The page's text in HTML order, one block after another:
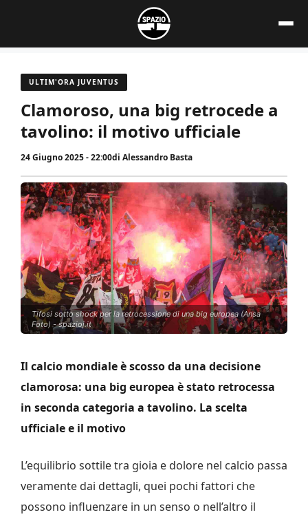
contenuto
ULTIM'ORA JUVENTUS
Clamoroso, una big retrocede a
tavolino: il motivo ufficiale
24 Giugno 2025 - 22:00di Alessandro Basta
Tifosi sotto shock per la retrocessione di una big europea (Ansa
Foto) - spazioj.it
Il calcio mondiale è scosso da una decisione
clamorosa: una big europea è stato retrocessa
in seconda categoria a tavolino. La scelta
ufficiale e il motivo
L’equilibrio sottile tra gioia e dolore nel calcio passa
veramente dai dettagli, quei pochi fattori che
possono influenzare in un senso o nell’altro il